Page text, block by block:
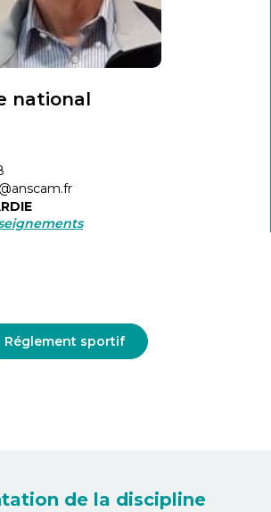
national
Réglement sportif
de la discipline